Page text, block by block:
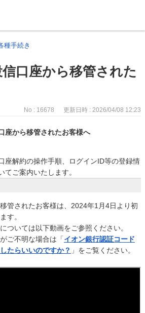
種手続き
口座から移管された
No : 16678 更新日時 : 2026/04/08 12:23
座から移管されたお客様へ
座解約の操作手順、ログインID等の登録情
てご案内いたします。
管されたお客様は、2024年1月4日より初
す。
ついては以下動画をご参照ください。
ご不明な場合は「イオン銀行認証コード
たらいいのですか？ 」をご覧ください。